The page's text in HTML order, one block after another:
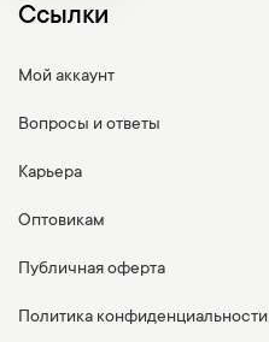
Ссылки
Мой аккаунт
Вопросы и ответы
Карьера
Оптовикам
Публичная оферта
Политика конфиденциальности